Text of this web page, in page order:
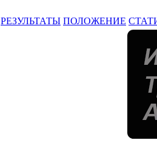
РЕЗУЛЬТАТЫ ПОЛОЖЕНИЕ